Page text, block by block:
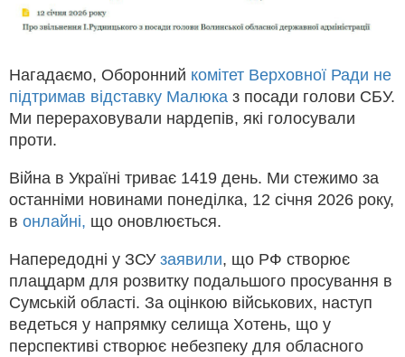
Нагадаємо, Оборонний комітет Верховної Ради не
підтримав відставку Малюка з посади голови СБУ.
Ми перераховували нардепів, які голосували
проти.
Війна в Україні триває 1419 день. Ми стежимо за
останніми новинами понеділка, 12 січня 2026 року,
в онлайні, що оновлюється.
Напередодні у ЗСУ заявили, що РФ створює
плацдарм для розвитку подальшого просування в
Сумській області. За оцінкою військових, наступ
ведеться у напрямку селища Хотень, що у
перспективі створює небезпеку для обласного